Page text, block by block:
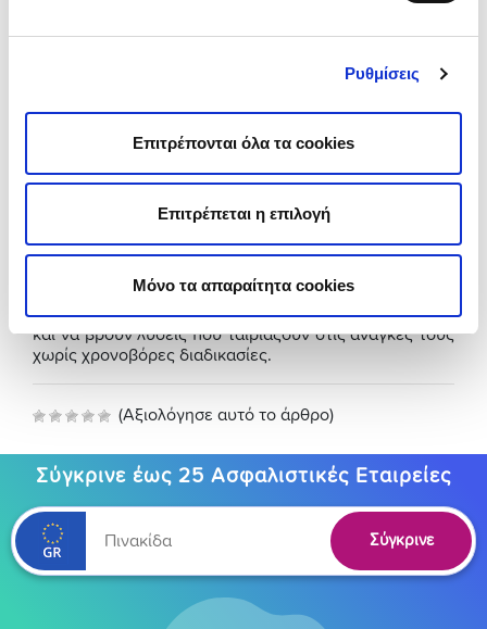
Ρυθμίσεις
Επιτρέπονται όλα τα cookies
Επιτρέπεται η επιλογή
Μόνο τα απαραίτητα cookies
νόμιμη κυκλοφορία στους δρόμους, αλλά και με τη
ληγμένο δίπλωμα οδήγησης μπορεί να δημιουργήσει
προβλήματα όχι μόνο σε έναν έλεγχο της Τροχαίας,
αλλά και σε περίπτωση ατυχήματος, όπου η
ασφαλιστική κάλυψη ενδέχεται να επηρεαστεί.
Για αυτόν τον λόγο, όλο και περισσότεροι οδηγοί
οδήγησης όσο και τηνασφάλιση αυτοκινήτουή της
insurancemarket, μπορούν εύκολα να συγκρίνουν
ασφαλιστικά προγράμματα, να υπολογίσουν το κόστος
και να βρουν λύσεις που ταιριάζουν στις ανάγκες τους
χωρίς χρονοβόρες διαδικασίες.
(Αξιολόγησε αυτό το άρθρο)
Σύγκρινε έως 25 Ασφαλιστικές Εταιρείες
Σύγκρινε